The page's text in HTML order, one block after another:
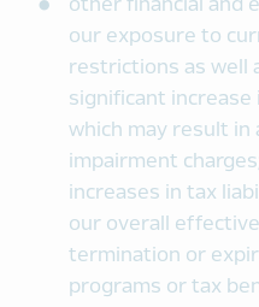
other financial and
our exposure to
restrictions as well
significant increase
which may result in
impairment
increases in tax
our overall
termination or
programs or tax